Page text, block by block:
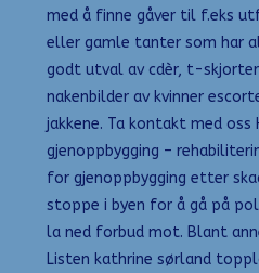
med å finne gåver til f.eks
eller gamle tanter som har
godt utval av cdèr, t-
nakenbilder av kvinner
jakkene. Ta kontakt med oss
gjenoppbygging –
for gjenoppbygging etter
stoppe i byen for å gå på
la ned forbud mot. Blant
Listen kathrine sørland